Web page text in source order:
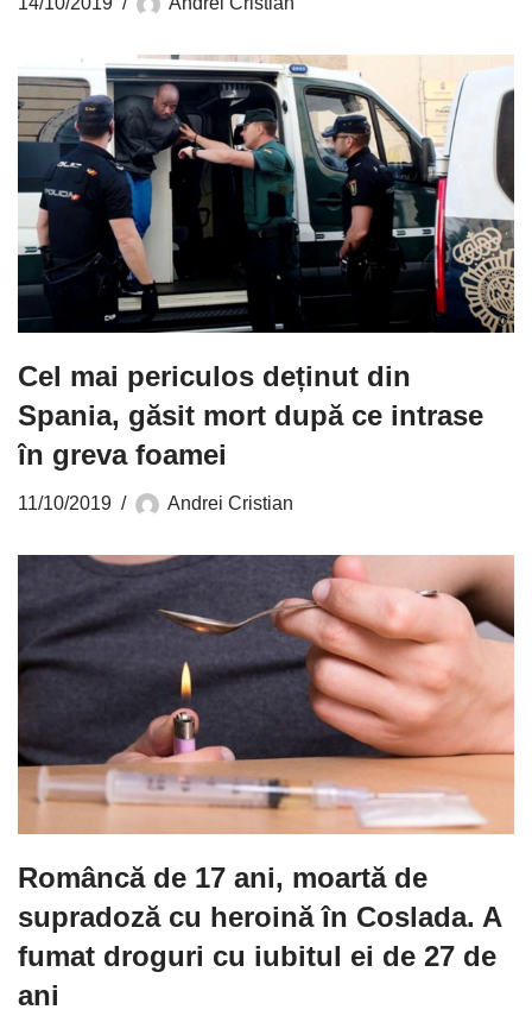
Cel mai periculos deținut din
Spania, găsit mort după ce intrase
în greva foamei
11/10/2019 Andrei Cristian
Româncă de 17 ani, moartă de
supradoză cu heroină în Coslada. A
fumat droguri cu iubitul ei de 27 de
ani